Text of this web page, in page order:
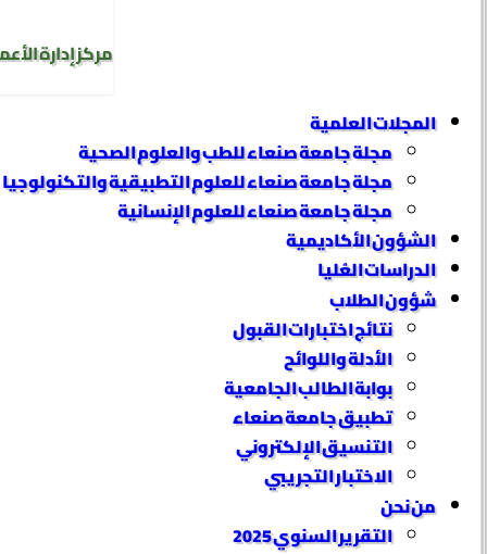
مركز إدارة
المجلات العلمية
مجلة جامعة صنعاء للطب والعلوم الصحية
مجلة جامعة صنعاء للعلوم التطبيقية والتكنولوجيا
مجلة جامعة صنعاء للعلوم الإنسانية
الشؤون الأكاديمية
الدراسات العُليا
شؤون الطلاب
نتائج اختبارات القبول
الأدلة واللوائح
بوابة الطالب الجامعية
تطبيق جامعة صنعاء
التنسيق الإلكتروني
الاختبار التجريبي
من نحن
التقرير السنوي 2025